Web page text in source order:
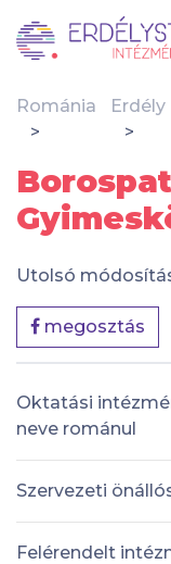
Románia Erdély
Utolsó
megosztás
Oktatási
neve románul
Szervezeti
Felérendelt